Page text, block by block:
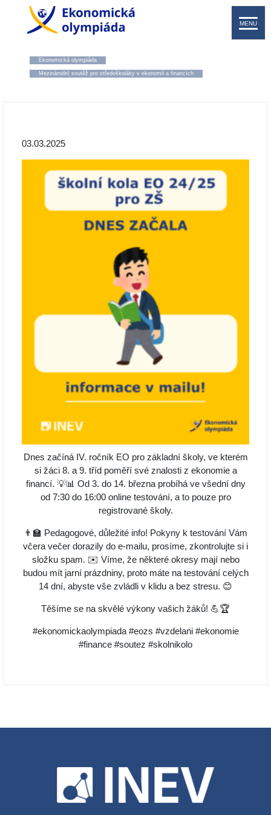
MENU
Ekonomická olympiáda
Mezinárodní soutěž pro středoškoláky v ekonomii a financích
03.03.2025
Dnes začíná IV. ročník EO pro základní školy, ve kterém
si žáci 8. a 9. tříd poměří své znalosti z ekonomie a
financí. 💡📊 Od 3. do 14. března probíhá ve všední dny
od 7:30 do 16:00 online testování, a to pouze pro
registrované školy.
👨‍🏫 Pedagogové, důležité info! Pokyny k testování Vám
včera večer dorazily do e-mailu, prosíme, zkontrolujte si i
složku spam. ✉️ Víme, že některé okresy mají nebo
budou mít jarní prázdniny, proto máte na testování celých
14 dní, abyste vše zvládli v klidu a bez stresu. 😊
Těšíme se na skvělé výkony vašich žáků! 💪🏆
#ekonomickaolympiada #eozs #vzdelani #ekonomie
#finance #soutez #skolnikolo